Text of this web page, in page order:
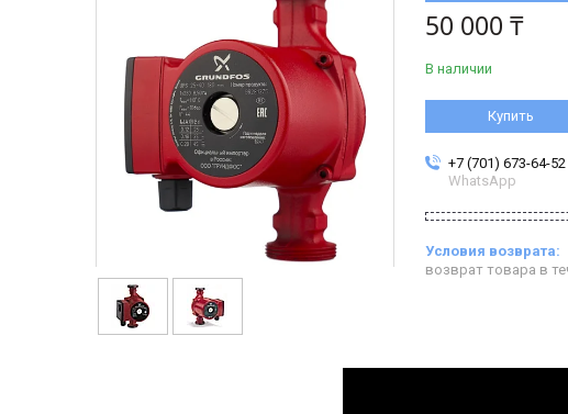
50 000 ₸
В наличии
Купить
+7 (701) 673-64-52
WhatsApp
возврат товара в